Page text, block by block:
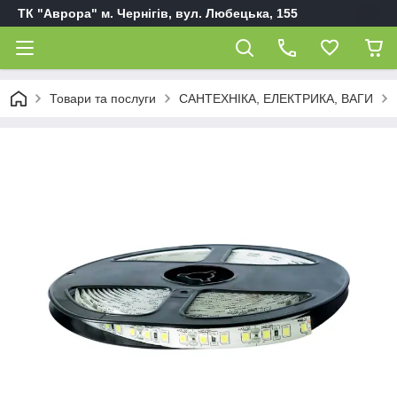
ТК "Аврора" м. Чернігів, вул. Любецька, 155
Товари та послуги САНТЕХНІКА, ЕЛЕКТРИКА, ВАГИ